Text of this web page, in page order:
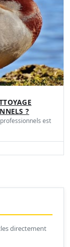
?
est
directement